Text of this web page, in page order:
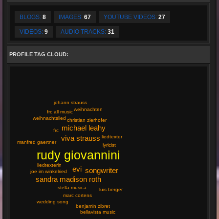
BLOGS: 8 IMAGES: 67 YOUTUBE VIDEOS: 27
VIDEOS: 9 AUDIO TRACKS: 31
PROFILE TAG CLOUD:
rudy giovannini
evi
viva strauss
michael leahy
sandra madison roth
songwriter
stella musica
christian zierhofer
joe im winkelried
marc cortens
lyricist
liedtexterin
weihnachten
benjamin zibret
johann strauss
manfred gaertner
weihnachtslied
luis berger
liedtexter
bellavista music
frc
frc all music
wedding song